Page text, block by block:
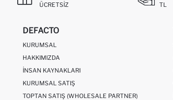
ÜCRETSIZ
TL
DEFACTO
KURUMSAL
HAKKIMIZDA
İNSAN KAYNAKLARI
KURUMSAL SATIŞ
TOPTAN SATIŞ (WHOLESALE PARTNER)